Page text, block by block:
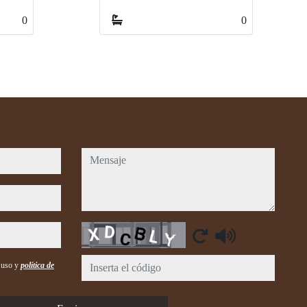
0 0
y política de
mensaje
Captcha